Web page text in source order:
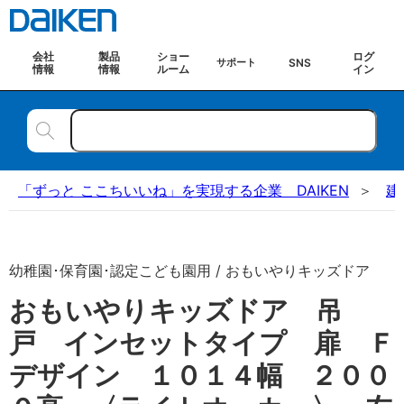
会社
情報
製品
情報
ショー
ルーム
サポート SNS
ログ
イン
「ずっと ここちいいね」を実現する企業 DAIKEN 建
幼稚園･保育園･認定こども園用 / おもいやりキッズドア
おもいやりキッズドア 吊
戸 インセットタイプ 扉 Ｆ
デザイン １０１４幅 ２００